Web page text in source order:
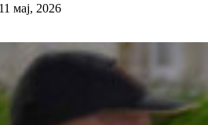
11 мај, 2026